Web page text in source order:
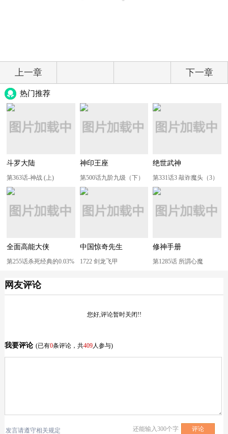
上一章 下一章
热门推荐
斗罗大陆
第363话-神战 (上)
神印王座
第500话九阶九级（下）
绝世武神
第331话3 敲诈魔头（3）
全面高能大侠
第255话杀死经典的0.03%
中国惊奇先生
1722 剑龙飞甲
修神手册
第1285话 所謂心魔
网友评论
您好,评论暂时关闭!!
我要评论 (已有0条评论，共409人参与)
发言请遵守相关规定 还能输入300个字